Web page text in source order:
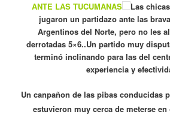
ANTE LAS TUCUMANAS
Las
jugaron un partidazo ante las
Argentinos del Norte, pero no les
derrotadas 5×6..Un partido muy
terminó inclinando para las del
experiencia y
Un canpañon de las pibas conducidas
estuvieron muy cerca de meterse